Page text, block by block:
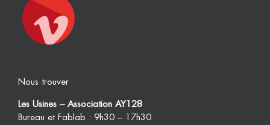
Nous trouver
Les Usines – Association AY128
Bureau et Fablab : 9h30 – 17h30